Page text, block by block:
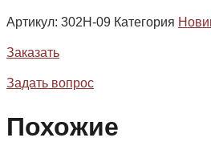
Артикул: 302H-09 Категория
Заказать
Задать вопрос
Похожие